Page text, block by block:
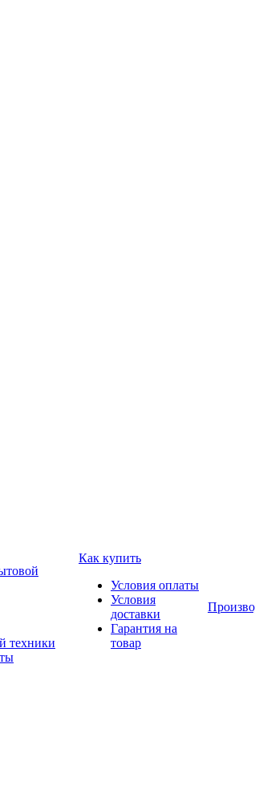
техники
Как купить
Условия оплаты
Условия
доставки
Гарантия на
товар